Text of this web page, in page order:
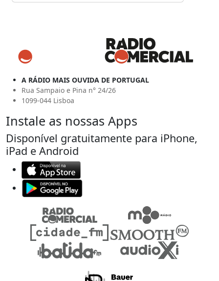
A RÁDIO MAIS OUVIDA DE PORTUGAL
Rua Sampaio e Pina n° 24/26
1099-044 Lisboa
Instale as nossas Apps
Disponível gratuitamente para iPhone,
iPad e Android